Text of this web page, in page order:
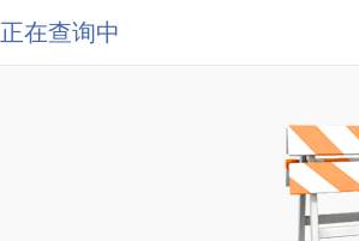
正在查询中